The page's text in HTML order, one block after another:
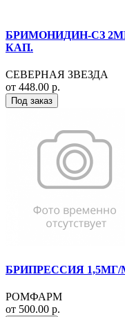
БРИМОНИДИН-СЗ
КАП.
СЕВЕРНАЯ ЗВЕЗДА
от 448.00 р.
Под заказ
БРИПРЕССИЯ
РОМФАРМ
от 500.00 р.